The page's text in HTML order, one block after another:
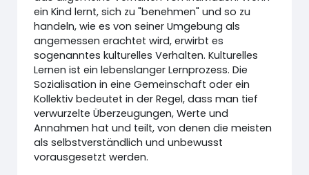
ein Kind lernt, sich zu "benehmen" und so zu
handeln, wie es von seiner Umgebung als
angemessen erachtet wird, erwirbt es
sogenanntes kulturelles Verhalten. Kulturelles
Lernen ist ein lebenslanger Lernprozess. Die
Sozialisation in eine Gemeinschaft oder ein
Kollektiv bedeutet in der Regel, dass man tief
verwurzelte Überzeugungen, Werte und
Annahmen hat und teilt, von denen die meisten
als selbstverständlich und unbewusst
vorausgesetzt werden.